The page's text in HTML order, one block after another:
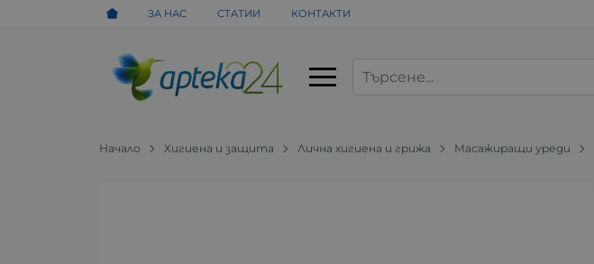
ЗА НАС СТАТИИ КОНТАКТИ
Начало Хигиена и защита Лична хигиена и грижа Масажиращи уреди